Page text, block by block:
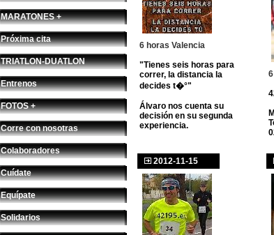
MARATONES +
Próxima cita
TRIATLON-DUATLON
Entrenos
FOTOS +
Corre con nosotras
Colaboradores
Cuídate
Equípate
Solidarios
6 horas Valencia
"Tienes seis horas para
correr, la distancia la
decides t�°"
Álvaro nos cuenta su
decisión en su segunda
experiencia.
2012-11-15